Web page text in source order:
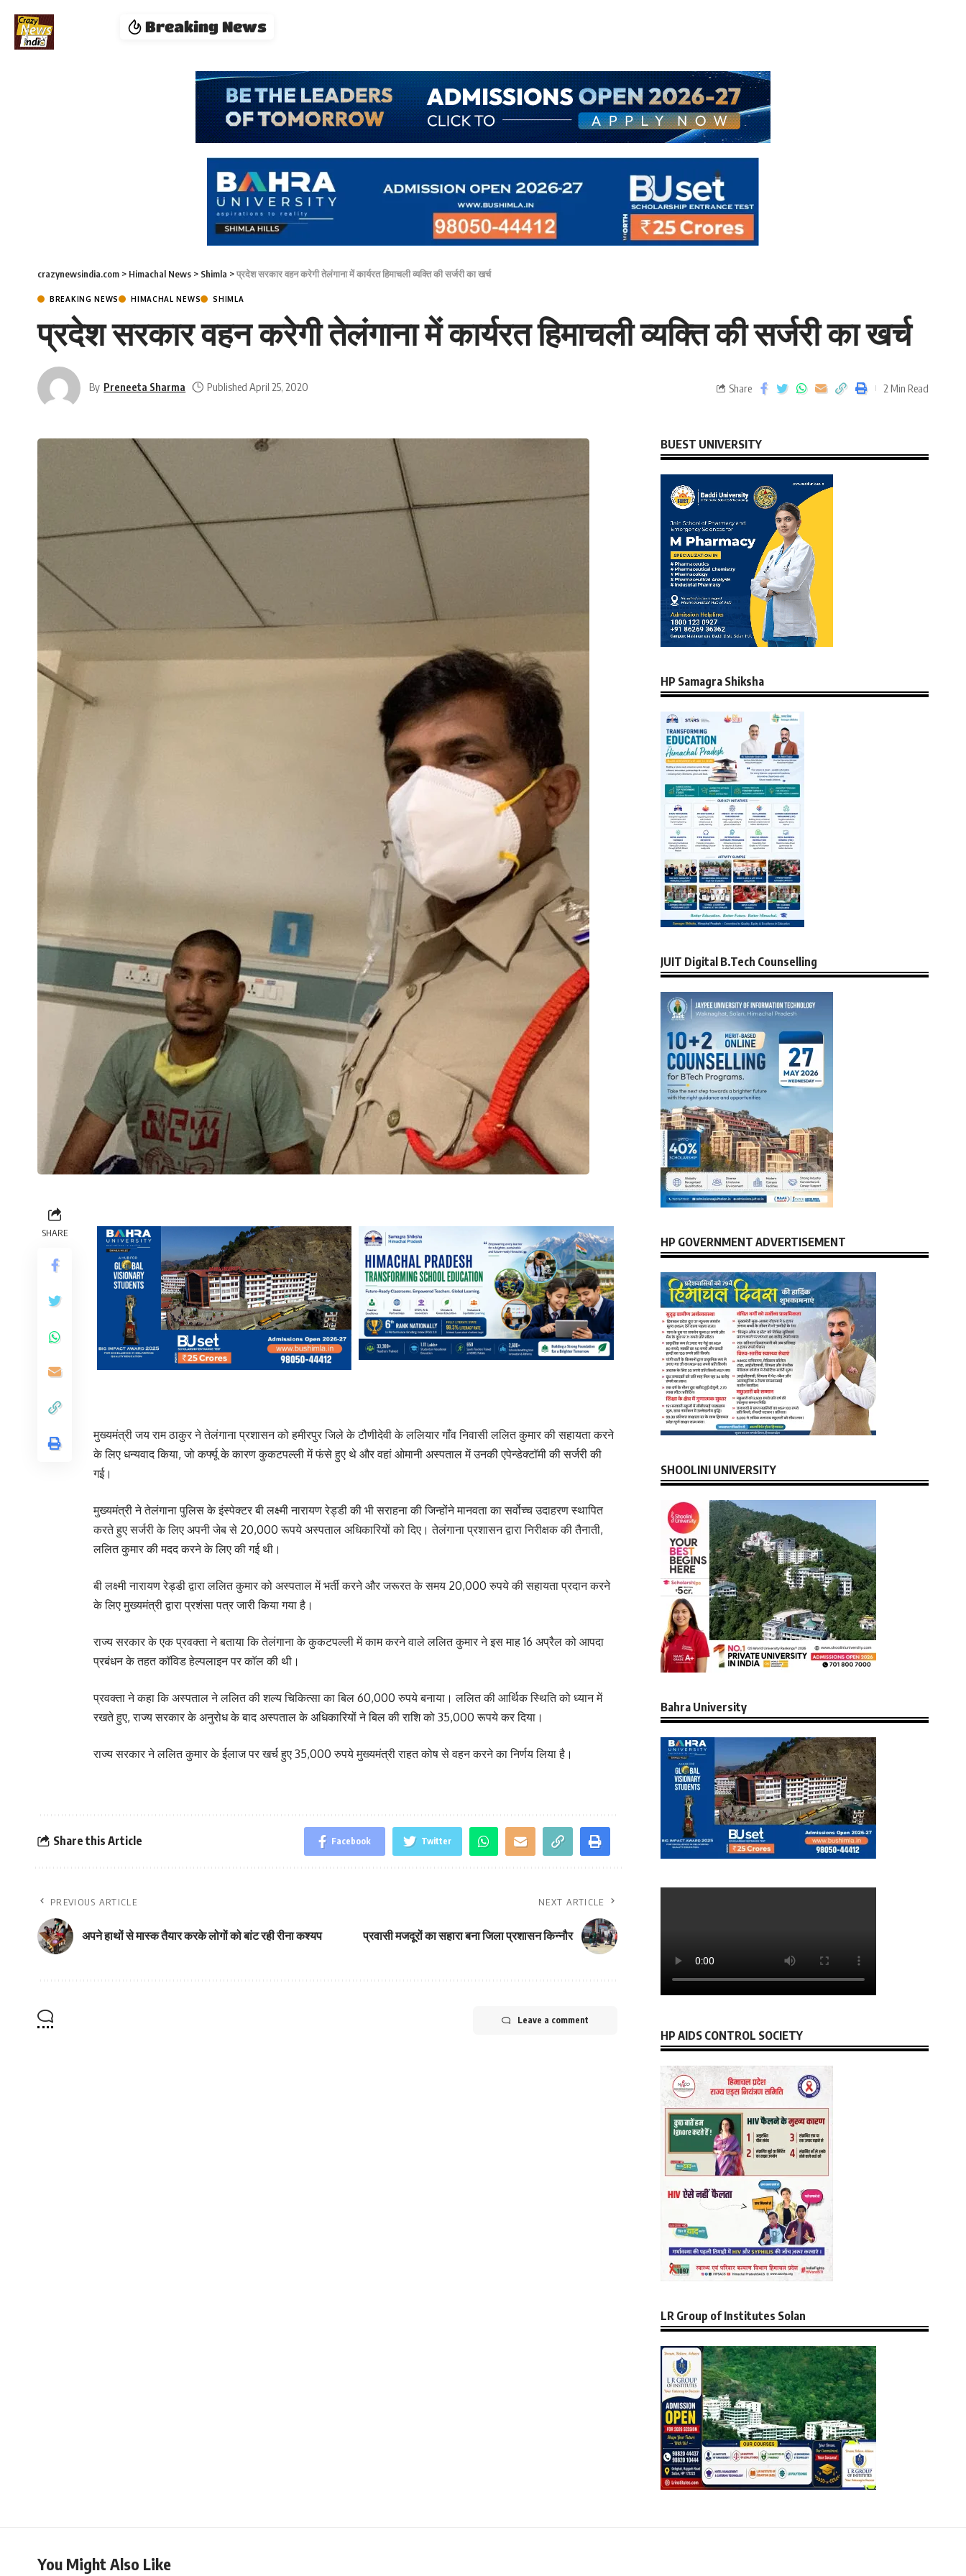
Breaking News
crazynewsindia.com > Himachal News > Shimla >प्रदेश सरकार वहन करेगी तेलंगाना में कार्यरत हिमाचली व्यक्ति की सर्जरी का खर्च
BREAKING NEWS HIMACHAL NEWS SHIMLA
प्रदेश सरकार वहन करेगी तेलंगाना में कार्यरत हिमाचली व्यक्ति की सर्जरी का खर्च
By Preneeta Sharma Published April 25, 2020 Share 2 Min Read
SHARE
मुख्यमंत्री जय राम ठाकुर ने तेलंगाना प्रशासन को हमीरपुर जिले के टौणीदेवी के ललियार गाँव निवासी ललित कुमार की सहायता करने
के लिए धन्यवाद किया, जो कर्फ्यू के कारण कुकटपल्ली में फंसे हुए थे और वहां ओमानी अस्पताल में उनकी एपेन्डेक्टाॅमी की सर्जरी की
गई।
मुख्यमंत्री ने तेलंगाना पुलिस के इंस्पेक्टर बी लक्ष्मी नारायण रेड्डी की भी सराहना की जिन्होंने मानवता का सर्वोच्च उदाहरण स्थापित
करते हुए सर्जरी के लिए अपनी जेब से 20,000 रूपये अस्पताल अधिकारियों को दिए। तेलंगाना प्रशासन द्वारा निरीक्षक की तैनाती,
ललित कुमार की मदद करने के लिए की गई थी।
बी लक्ष्मी नारायण रेड्डी द्वारा ललित कुमार को अस्पताल में भर्ती करने और जरूरत के समय 20,000 रुपये की सहायता प्रदान करने
के लिए मुख्यमंत्री द्वारा प्रशंसा पत्र जारी किया गया है।
राज्य सरकार के एक प्रवक्ता ने बताया कि तेलंगाना के कुकटपल्ली में काम करने वाले ललित कुमार ने इस माह 16 अप्रैल को आपदा
प्रबंधन के तहत काॅविड हेल्पलाइन पर काॅल की थी।
प्रवक्ता ने कहा कि अस्पताल ने ललित की शल्य चिकित्सा का बिल 60,000 रुपये बनाया। ललित की आर्थिक स्थिति को ध्यान में
रखते हुए, राज्य सरकार के अनुरोध के बाद अस्पताल के अधिकारियों ने बिल की राशि को 35,000 रूपये कर दिया।
राज्य सरकार ने ललित कुमार के ईलाज पर खर्च हुए 35,000 रुपये मुख्यमंत्री राहत कोष से वहन करने का निर्णय लिया है।
Share this Article Facebook Twitter
PREVIOUS ARTICLE
अपने हाथों से मास्क तैयार करके लोगों को बांट रही रीना कश्यप
NEXT ARTICLE
प्रवासी मजदूरों का सहारा बना जिला प्रशासन किन्नौर
Leave a comment
BUEST UNIVERSITY
HP Samagra Shiksha
JUIT Digital B.Tech Counselling
HP GOVERNMENT ADVERTISEMENT
SHOOLINI UNIVERSITY
Bahra University
HP AIDS CONTROL SOCIETY
LR Group of Institutes Solan
You Might Also Like